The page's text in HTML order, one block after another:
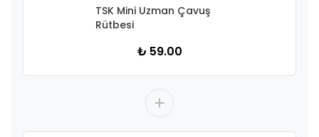
TSK Mini Uzman Çavuş
Rütbesi
₺ 59.00